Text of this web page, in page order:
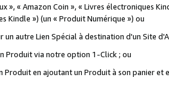
», « Amazon Coin », « Livres électroniques
Kindle ») (un « Produit Numérique ») ou
autre Lien Spécial à destination d'un Site
Produit via notre option 1-Click ; ou
en ajoutant un Produit à son panier et